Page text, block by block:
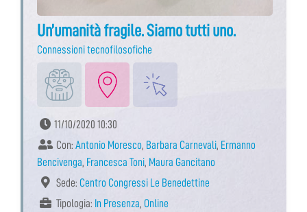
Un’umanità fragile. Siamo tutti uno.
Connessioni tecnofilosofiche
11/10/2020 10:30
Con: Antonio Moresco, Barbara Carnevali, Ermanno
Bencivenga, Francesca Toni, Maura Gancitano
Sede: Centro Congressi Le Benedettine
Tipologia: In Presenza, Online